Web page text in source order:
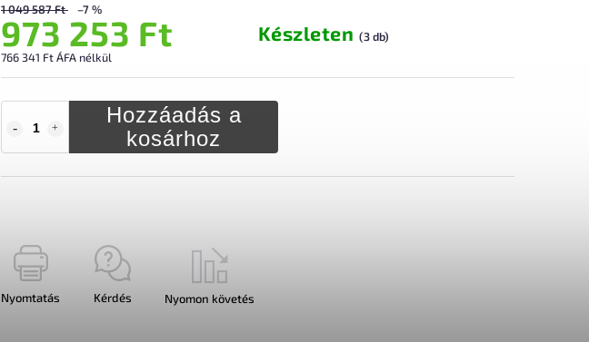
1 049 587 Ft –7 %
973 253 Ft
766 341 Ft ÁFA nélkül
Készleten (3 db)
Hozzáadás a
kosárhoz
Nyomtatás Kérdés Nyomon követés